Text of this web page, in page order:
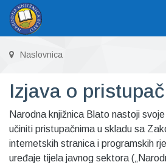
Naslovnica
Izjava o
Narodna knjižnica Blato nastoji
učiniti pristupačnima u skladu sa
internetskih stranica i programskih
uređaje tijela javnog sektora